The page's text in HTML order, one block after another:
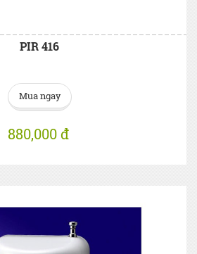
PIR 416
Mua ngay
880,000 đ